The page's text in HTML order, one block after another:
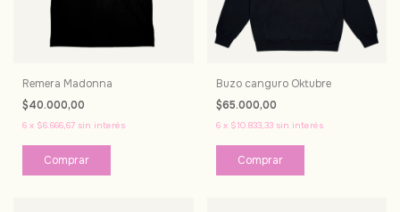
Remera Madonna
$40.000,00
6 x $6.666,67 sin interés
Comprar
Buzo canguro Oktubre
$65.000,00
6 x $10.833,33 sin interés
Comprar